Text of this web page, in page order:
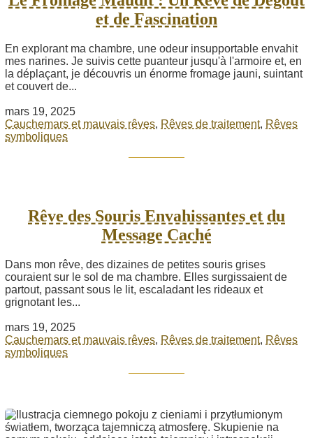
et de Fascination
En explorant ma chambre, une odeur insupportable envahit
mes narines. Je suivis cette puanteur jusqu'à l'armoire et, en
la déplaçant, je découvris un énorme fromage jauni, suintant
et couvert de...
mars 19, 2025
Cauchemars et mauvais rêves, Rêves de traitement, Rêves
symboliques
Rêve des Souris Envahissantes et du
Message Caché
Dans mon rêve, des dizaines de petites souris grises
couraient sur le sol de ma chambre. Elles surgissaient de
partout, passant sous le lit, escaladant les rideaux et
grignotant les...
mars 19, 2025
Cauchemars et mauvais rêves, Rêves de traitement, Rêves
symboliques